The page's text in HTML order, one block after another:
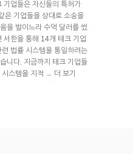
기업들은 자신들의 특허가
은 기업들을 상대로 소송을
을 벌이느라 수억 달러를 썼
서한을 통해 14개 테크 기업
법률 시스템을 통일하려는
니다. 지금까지 테크 기업들
스템을 지적 → 더 보기